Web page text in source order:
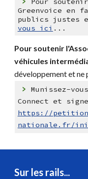
Greenvoice en
publics justes
vous ici ...
Pour soutenir
véhicules
développement et ne
> Munissez-
Connect et
https://
nationale.fr/
Sur les rails...